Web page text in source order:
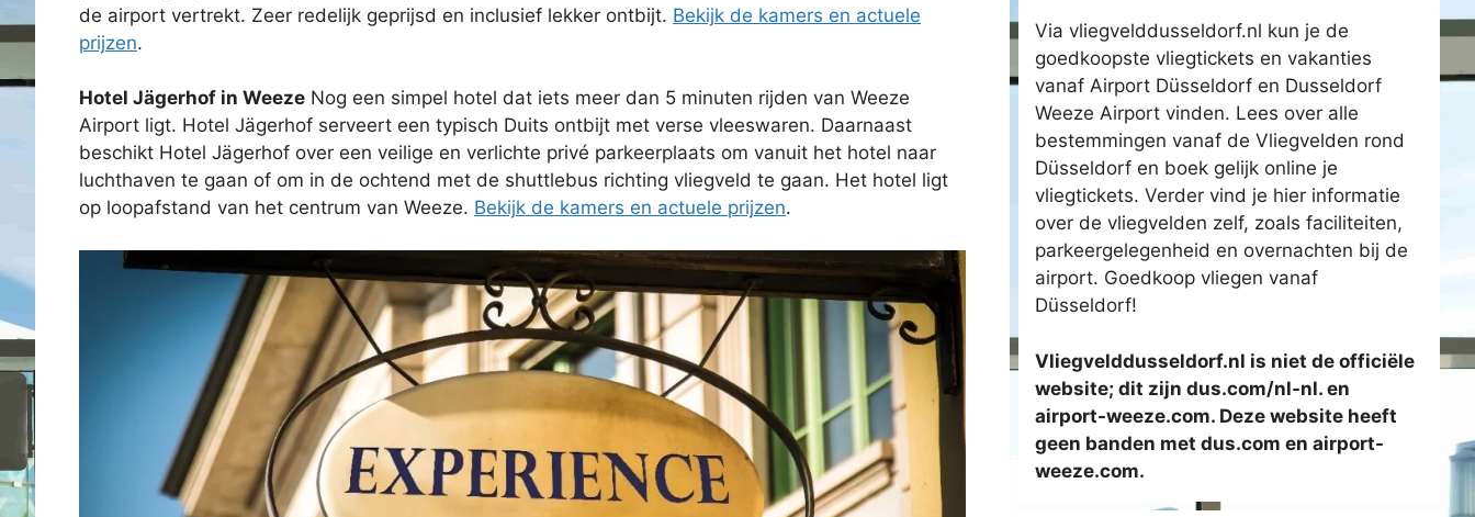
de airport vertrekt. Zeer redelijk geprijsd en inclusief lekker ontbijt. Bekijk de kamers en actuele
prijzen.
Hotel Jägerhof in Weeze Nog een simpel hotel dat iets meer dan 5 minuten rijden van Weeze
Airport ligt. Hotel Jägerhof serveert een typisch Duits ontbijt met verse vleeswaren. Daarnaast
beschikt Hotel Jägerhof over een veilige en verlichte privé parkeerplaats om vanuit het hotel naar
luchthaven te gaan of om in de ochtend met de shuttlebus richting vliegveld te gaan. Het hotel ligt
op loopafstand van het centrum van Weeze. Bekijk de kamers en actuele prijzen.
Via vliegvelddusseldorf.nl kun je de
goedkoopste vliegtickets en vakanties
vanaf Airport Düsseldorf en Dusseldorf
Weeze Airport vinden. Lees over alle
bestemmingen vanaf de Vliegvelden rond
Düsseldorf en boek gelijk online je
vliegtickets. Verder vind je hier informatie
over de vliegvelden zelf, zoals faciliteiten,
parkeergelegenheid en overnachten bij de
airport. Goedkoop vliegen vanaf
Düsseldorf!
Vliegvelddusseldorf.nl is niet de officiële
website; dit zijn dus.com/nl-nl. en
airport-weeze.com. Deze website heeft
geen banden met dus.com en airport-
weeze.com.